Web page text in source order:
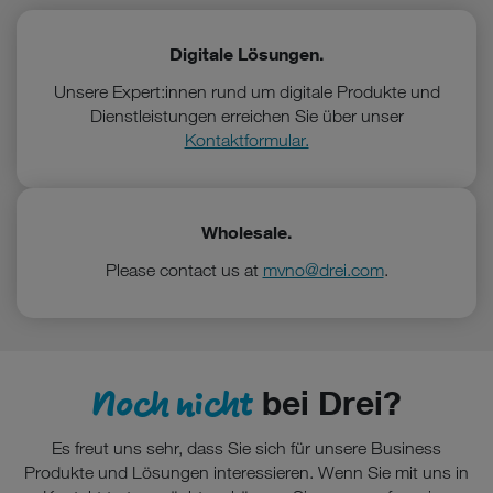
Digitale Lösungen.
Unsere Expert:innen rund um digitale Produkte und
Dienstleistungen erreichen Sie über unser
Kontaktformular.
Wholesale.
Please contact us at mvno@drei.com.
Noch nichtbei Drei?
Es freut uns sehr, dass Sie sich für unsere Business
Produkte und Lösungen interessieren. Wenn Sie mit uns in